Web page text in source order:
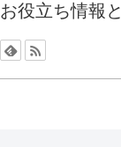
お役立ち情報